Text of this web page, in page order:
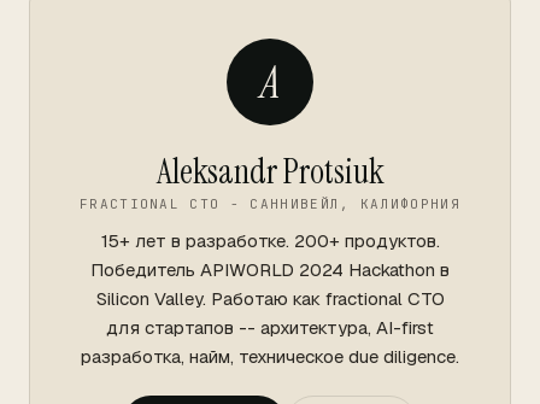
A
Aleksandr Protsiuk
FRACTIONAL CTO - САННИВЕЙЛ, КАЛИФОРНИЯ
15+ лет в разработке. 200+ продуктов.
Победитель APIWORLD 2024 Hackathon в
Silicon Valley. Работаю как fractional CTO
для стартапов -- архитектура, AI-first
разработка, найм, техническое due diligence.